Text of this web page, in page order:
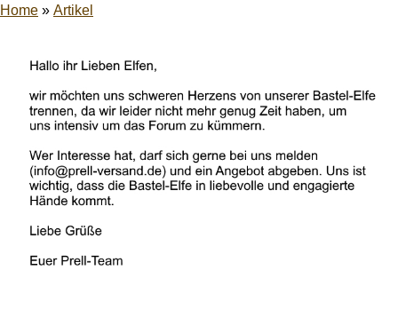
Home » Artikel